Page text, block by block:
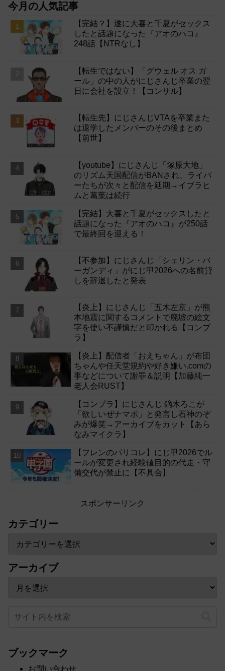
今月の人気記事
【完結？】遂に大喜と千夏がセックス
したと話題になった『アオのハコ』
248話【NTRなし】
【転生ではない】「グウェル オス ガ
ール」の中の人がにじさんじ卒業の翌
日に会社を設立！【コンサル】
【転生先】にじさんじVTAを卒業また
は退学したメンバーのその後まとめ
【前世】
【youtube】にじさんじ「塚原大地」
のリズム天国配信がBANされ、ライバ
ーたちが次々と配信を延期→イブラヒ
ムと葛葉は続行
【完結】大喜と千夏がセックスしたと
話題になった『アオのハコ』が250話
で最終回を迎える！
【不参加】にじさんじ「シェリン・バ
ーガンディ」がにじ甲2026への名前貸
しを辞退したと発表
【炎上】にじさんじ「五木左京」が熊
本地震に関するコメントで廃墟の絵文
字を使い不謹慎だと叩かれる【コンプ
ラ】
【炎上】配信者「おえちゃん」が布団
ちゃんや任天堂規約や好き嫌い.comの
事などについて謝罪＆説明【加藤純一
老人会RUST】
【コンプラ】にじさんじ 鏑木ろこが
「欲しいぜナマポ」と発言し石神のぞ
みが爆笑→アーカイブをカット【あら
なみマイクラ】
【フレンのパリコレ】にじ甲2026でル
ールが変更され経験値目的の代走・守
備交代が禁止に【不具合】
スポンサーリンク
カテゴリー
アーカイブ
ブックマーク
お問い合わせ